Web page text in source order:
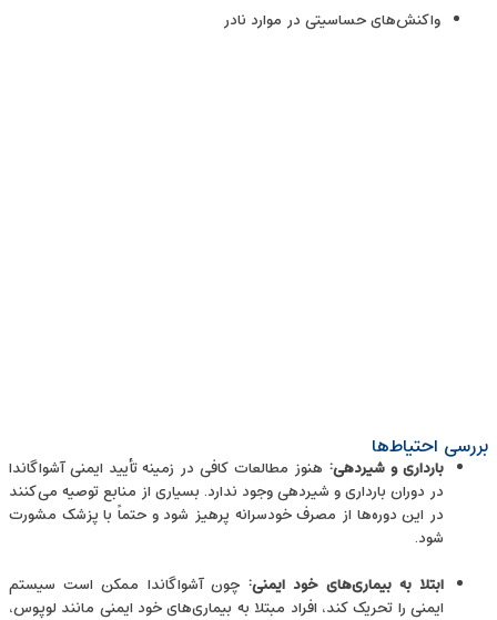
واکنش‌های حساسیتی در موارد نادر
بررسی احتیاط‌ها
بارداری و شیردهی: هنوز مطالعات کافی در زمینه تأیید ایمنی آشواگاندا
در دوران بارداری و شیردهی وجود ندارد. بسیاری از منابع توصیه می‌کنند
در این دوره‌ها از مصرف خودسرانه پرهیز شود و حتماً با پزشک مشورت
شود.
ابتلا به بیماری‌های خود ایمنی: چون آشواگاندا ممکن است سیستم
ایمنی را تحریک کند، افراد مبتلا به بیماری‌های خود ایمنی مانند لوپوس،